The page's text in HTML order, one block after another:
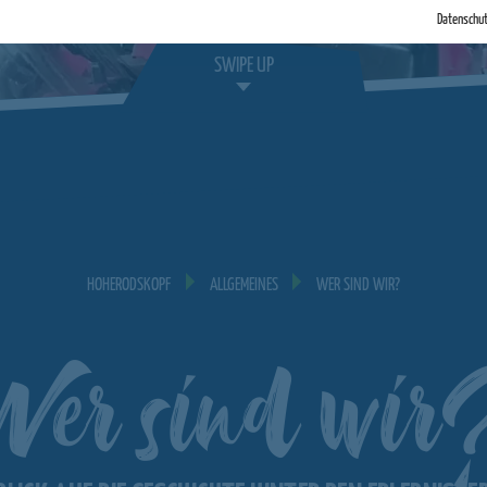
SWIPE UP
HOHERODSKOPF ALLGEMEINES WER SIND WIR?
sind